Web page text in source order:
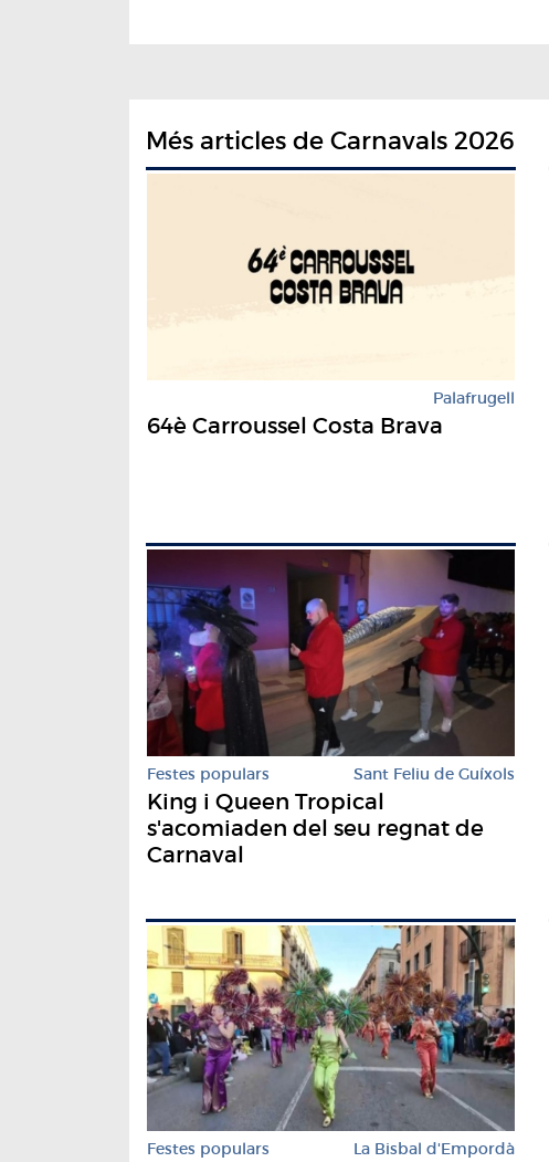
Més articles de Carnavals 2026
Palafrugell
64è Carroussel Costa Brava
Festes populars Sant Feliu de Guíxols
King i Queen Tropical
s'acomiaden del seu regnat de
Carnaval
Festes populars La Bisbal d'Empordà